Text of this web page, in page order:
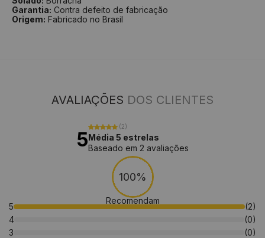
Garantia: Contra defeito de fabricação
Origem: Fabricado no Brasil
AVALIAÇÕES DOS CLIENTES
5
(2)
Média 5 estrelas
Baseado em 2 avaliações
100%
Recomendam
5
(2)
4
(0)
3
(0)